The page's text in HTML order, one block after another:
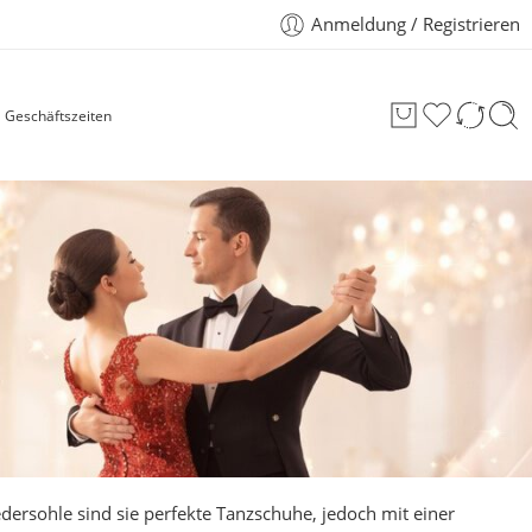
Anmeldung / Registrieren
Geschäftszeiten
sind sie perfekte Tanzschuhe, jedoch mit einer